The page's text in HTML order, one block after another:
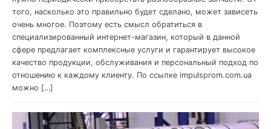
того, насколько это правильно будет сделано, может зависеть
очень многое. Поэтому есть смысл обратиться в
специализированный интернет-магазин, который в данной
сфере предлагает комплексные услуги и гарантирует высокое
качество продукции, обслуживания и персональный подход по
отношению к каждому клиенту. По ссылке impulsprom.com.ua
можно […]